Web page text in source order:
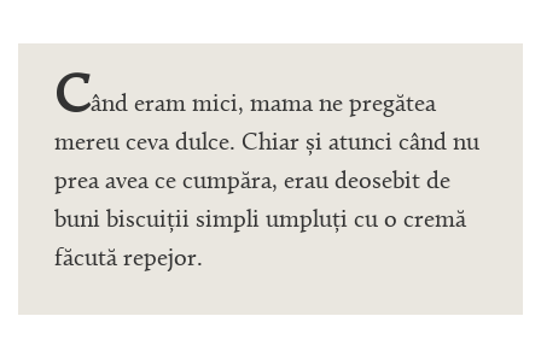
Când eram mici, mama ne pregătea
mereu ceva dulce. Chiar și atunci când nu
prea avea ce cumpăra, erau deosebit de
buni biscuiții simpli umpluți cu o cremă
făcută repejor.